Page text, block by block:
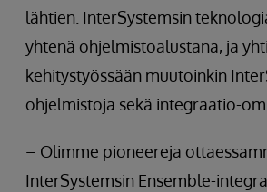
lähtien. InterSystemsin
yhtenä ohjelmistoalustana, ja
kehitystyössään muutoinkin
ohjelmistoja sekä integraatio-
– Olimme pioneereja
InterSystemsin Ensemble-